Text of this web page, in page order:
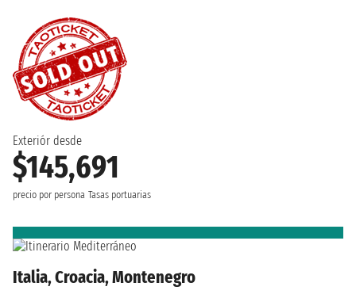
Exteriór desde
$145,691
precio por persona Tasas portuarias
Italia, Croacia, Montenegro